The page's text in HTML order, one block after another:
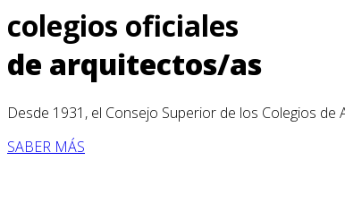
colegios oficiales
de arquitectos/as
Desde 1931, el Consejo Superior de los Colegios
SABER MÁS